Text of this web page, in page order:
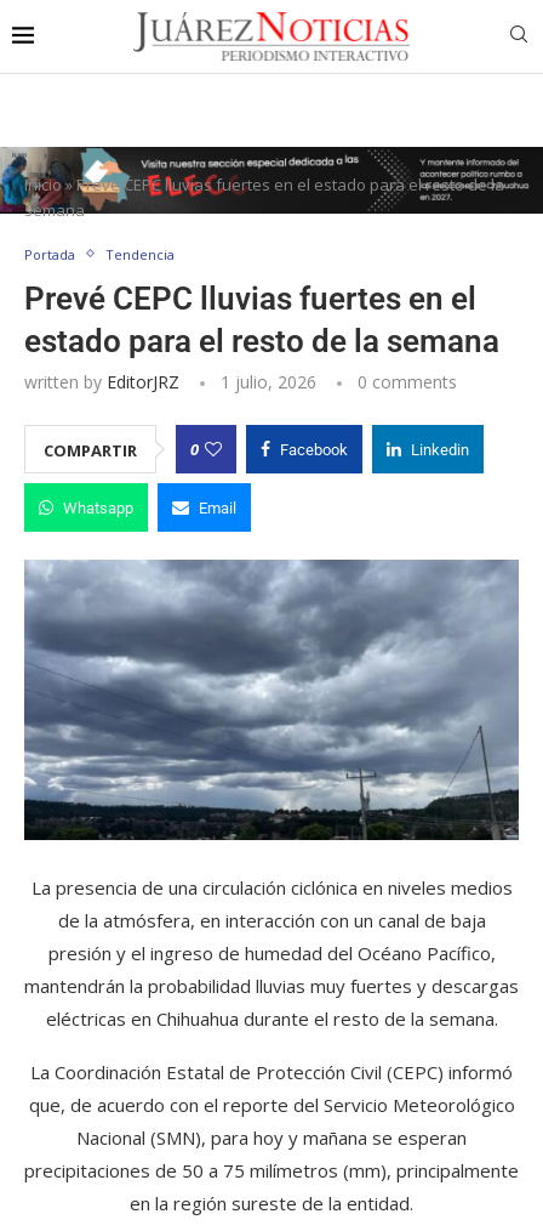
Inicio»Prevé CEPC lluvias fuertes en el estado para el resto de la
semana
Portada Tendencia
Prevé CEPC lluvias fuertes en el
estado para el resto de la semana
written by EditorJRZ 1 julio, 2026 0 comments
COMPARTIR 0 Facebook Linkedin
Whatsapp Email
La presencia de una circulación ciclónica en niveles medios
de la atmósfera, en interacción con un canal de baja
presión y el ingreso de humedad del Océano Pacífico,
mantendrán la probabilidad lluvias muy fuertes y descargas
eléctricas en Chihuahua durante el resto de la semana.
La Coordinación Estatal de Protección Civil (CEPC) informó
que, de acuerdo con el reporte del Servicio Meteorológico
Nacional (SMN), para hoy y mañana se esperan
precipitaciones de 50 a 75 milímetros (mm), principalmente
en la región sureste de la entidad.